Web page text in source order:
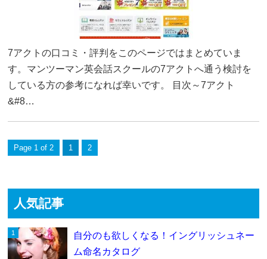
7アクトの口コミ・評判をこのページではまとめていま
す。マンツーマン英会話スクールの7アクトへ通う検討を
している方の参考になれば幸いです。 目次～7アクト
&#8…
Page 1 of 2 1 2
人気記事
自分のも欲しくなる！イングリッシュネー
ム命名カタログ